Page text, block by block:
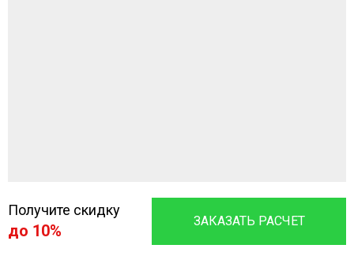
Получите скидку
до 10%
ЗАКАЗАТЬ РАСЧЕТ